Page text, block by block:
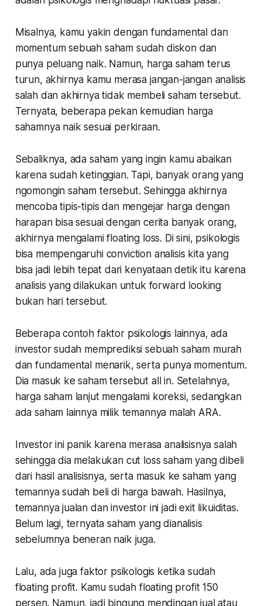
Misalnya, kamu yakin dengan fundamental dan
momentum sebuah saham sudah diskon dan
punya peluang naik. Namun, harga saham terus
turun, akhirnya kamu merasa jangan-jangan analisis
salah dan akhirnya tidak membeli saham tersebut.
Ternyata, beberapa pekan kemudian harga
sahamnya naik sesuai perkiraan.
Sebaliknya, ada saham yang ingin kamu abaikan
karena sudah ketinggian. Tapi, banyak orang yang
ngomongin saham tersebut. Sehingga akhirnya
mencoba tipis-tipis dan mengejar harga dengan
harapan bisa sesuai dengan cerita banyak orang,
akhirnya mengalami floating loss. Di sini, psikologis
bisa mempengaruhi conviction analisis kita yang
bisa jadi lebih tepat dari kenyataan detik itu karena
analisis yang dilakukan untuk forward looking
bukan hari tersebut.
Beberapa contoh faktor psikologis lainnya, ada
investor sudah memprediksi sebuah saham murah
dan fundamental menarik, serta punya momentum.
Dia masuk ke saham tersebut all in. Setelahnya,
harga saham lanjut mengalami koreksi, sedangkan
ada saham lainnya milik temannya malah ARA.
Investor ini panik karena merasa analisisnya salah
sehingga dia melakukan cut loss saham yang dibeli
dari hasil analisisnya, serta masuk ke saham yang
temannya sudah beli di harga bawah. Hasilnya,
temannya jualan dan investor ini jadi exit likuiditas.
Belum lagi, ternyata saham yang dianalisis
sebelumnya beneran naik juga.
Lalu, ada juga faktor psikologis ketika sudah
floating profit. Kamu sudah floating profit 150
persen. Namun, jadi bingung mendingan jual atau